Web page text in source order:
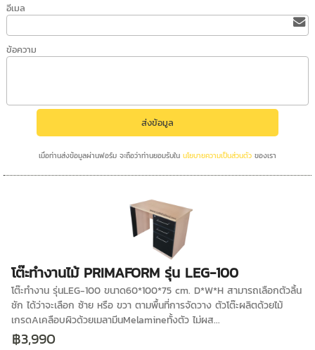
อีเมล
ข้อความ
เมื่อท่านส่งข้อมูลผ่านฟอร์ม จะถือว่าท่านยอมรับในนโยบายความเป็นส่วนตัว ของเรา
โต๊ะทำงานไม้ PRIMAFORM รุ่น LEG-100
โต๊ะทำงาน รุ่นLEG-100 ขนาด60*100*75 cm. D*W*H สามารถเลือกตัวลิ้น
ชัก ได้ว่าจะเลือก ซ้าย หรือ ขวา ตามพื้นที่การจัดวาง ตัวโต๊ะผลิตด้วยไม้
เกรดAเคลือบผิวด้วยเมลามีนMelamineทั้งตัว ไม่ผส...
฿3,990